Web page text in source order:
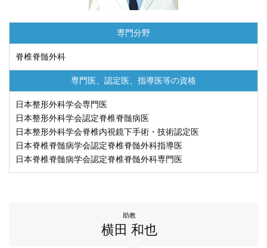
専門分野
脊椎脊髄外科
専門医、認定医、 指導医等の資格
日本整形外科学会専門医
日本整形外科学会認定脊椎脊髄病医
日本整形外科学会脊椎内視鏡下手術・技術認定医
日本脊椎脊髄病学会認定脊椎脊髄外科指導医
日本脊椎脊髄病学会認定脊椎脊髄外科専門医
助教
横田 和也